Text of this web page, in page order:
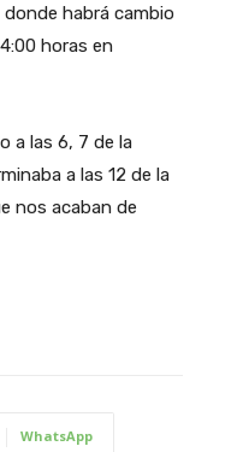
habrá cambio
horas en
a las 6, 7 de la
a las 12 de la
nos acaban de
WhatsApp